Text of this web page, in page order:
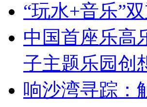
“玩水+音乐”
中国首座乐高
子主题乐园创
响沙湾寻踪：